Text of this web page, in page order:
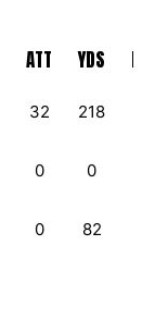
ATT YDS
32 218
0 0
0 82